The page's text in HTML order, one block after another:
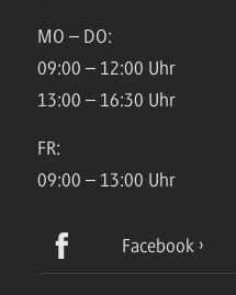
MO – DO:
09:00 – 12:00 Uhr
13:00 – 16:30 Uhr
FR:
09:00 – 13:00 Uhr
Facebook